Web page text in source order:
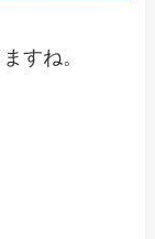
すね。